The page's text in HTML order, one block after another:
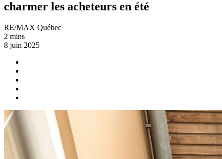
charmer les acheteurs en été
RE/MAX Québec
2 mins
8 juin 2025